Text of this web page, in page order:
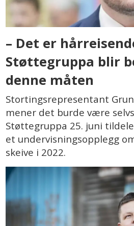
– Det er
Støttegruppa blir
denne måten
Stortingsrepresentant
mener det burde være
Støttegruppa 25. juni
et undervisningsopplegg
skeive i 2022.